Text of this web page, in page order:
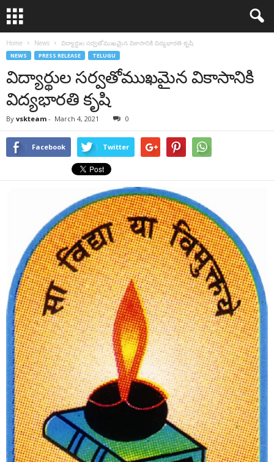
Home News విద్యార్థుల సర్వతోముఖమైన వికాసానికి విద్యభారతి కృషి
NEWS PRESS RELEASE TELUGU
విద్యార్థుల సర్వతోముఖమైన వికాసానికి
విద్యభారతి కృషి
By vskteam - March 4, 2021 0
Facebook Twitter